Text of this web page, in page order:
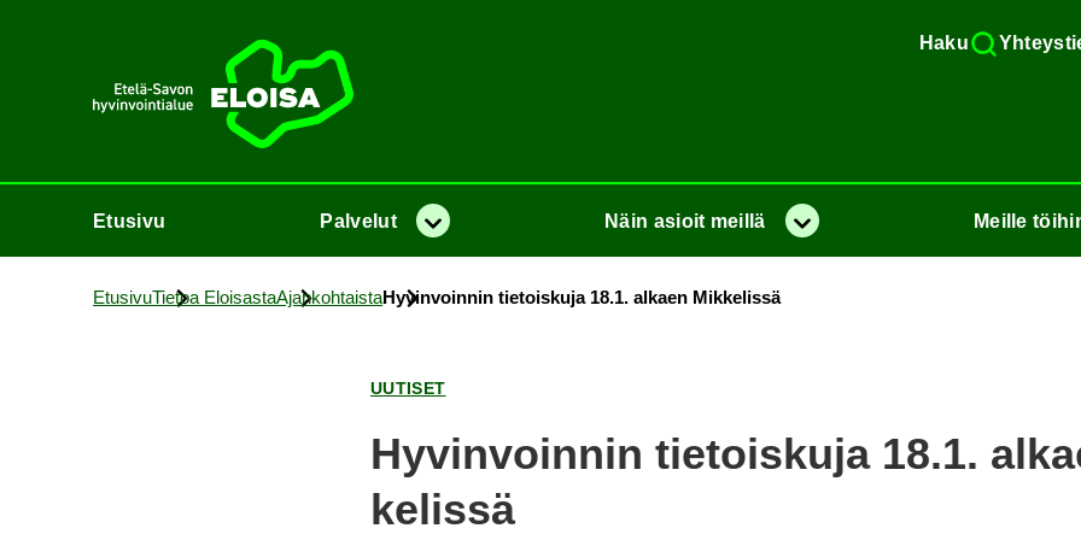
Haku
Etusi­vu
Etusi­vu Pal­ve­lut Va­lik­ko Näin asioit meil­lä Va­lik­ko Meil­le
Etusi­vuTie­toa Eloi­sas­taAjan­koh­tais­taHy­vin­voin­nin tie­tois­ku­ja 18.1. al­kaen Mik­ke­lis­sä
UU­TI­SET
Hy­vin­voin­nin tie­tois­ku­ja 18.1.
ke­lis­sä